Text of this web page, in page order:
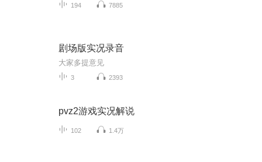
194 7885
剧场版实况录音
大家多提意见
3 2393
pvz2游戏实况解说
102 1.4万